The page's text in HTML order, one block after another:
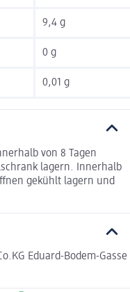
9,4 g
0 g
0,01 g
von 8 Tagen
lagern. Innerhalb
gekühlt lagern und
Eduard-Bodem-Gasse